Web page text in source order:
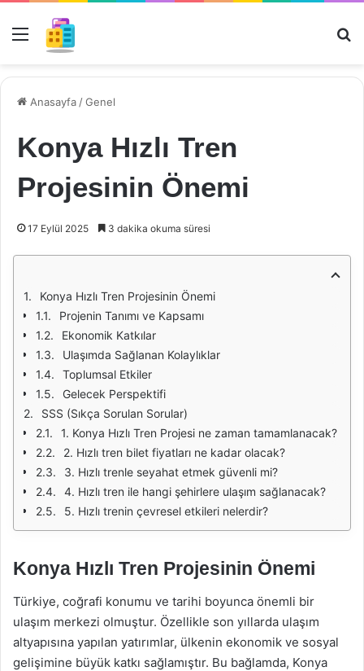
Menü
Anasayfa /Genel
Konya Hızlı Tren
Projesinin Önemi
17 Eylül 2025 3 dakika okuma süresi
Konya Hızlı Tren Projesinin Önemi
Projenin Tanımı ve Kapsamı
Ekonomik Katkılar
Ulaşımda Sağlanan Kolaylıklar
Toplumsal Etkiler
Gelecek Perspektifi
SSS (Sıkça Sorulan Sorular)
1. Konya Hızlı Tren Projesi ne zaman tamamlanacak?
2. Hızlı tren bilet fiyatları ne kadar olacak?
3. Hızlı trenle seyahat etmek güvenli mi?
4. Hızlı tren ile hangi şehirlere ulaşım sağlanacak?
5. Hızlı trenin çevresel etkileri nelerdir?
Konya Hızlı Tren Projesinin Önemi
Türkiye, coğrafi konumu ve tarihi boyunca önemli bir
ulaşım merkezi olmuştur. Özellikle son yıllarda ulaşım
altyapısına yapılan yatırımlar, ülkenin ekonomik ve sosyal
gelişimine büyük katkı sağlamıştır. Bu bağlamda, Konya